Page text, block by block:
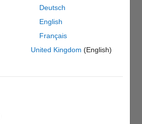
Deutsch
English
Français
United Kingdom (English)